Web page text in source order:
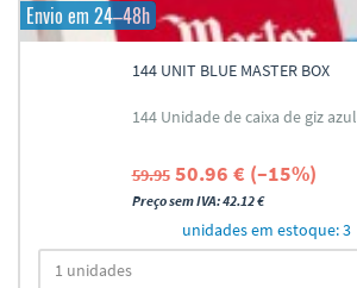
Envio em 24–48h
144 UNIT BLUE MASTER BOX
144 Unidade de caixa de giz azul
59.95 50.96 € (–15%)
Preço sem IVA: 42.12 €
unidades em estoque: 3